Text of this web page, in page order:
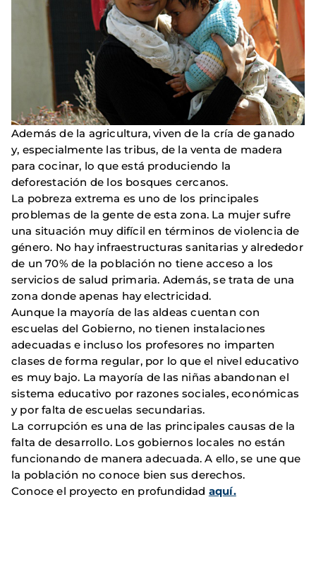
Además de la agricultura, viven de la cría de ganado
y, especialmente las tribus, de la venta de madera
para cocinar, lo que está produciendo la
deforestación de los bosques cercanos.
La pobreza extrema es uno de los principales
problemas de la gente de esta zona. La mujer sufre
una situación muy difícil en términos de violencia de
género. No hay infraestructuras sanitarias y alrededor
de un 70% de la población no tiene acceso a los
servicios de salud primaria. Además, se trata de una
zona donde apenas hay electricidad.
Aunque la mayoría de las aldeas cuentan con
escuelas del Gobierno, no tienen instalaciones
adecuadas e incluso los profesores no imparten
clases de forma regular, por lo que el nivel educativo
es muy bajo. La mayoría de las niñas abandonan el
sistema educativo por razones sociales, económicas
y por falta de escuelas secundarias.
La corrupción es una de las principales causas de la
falta de desarrollo. Los gobiernos locales no están
funcionando de manera adecuada. A ello, se une que
la población no conoce bien sus derechos.
Conoce el proyecto en profundidad aquí.